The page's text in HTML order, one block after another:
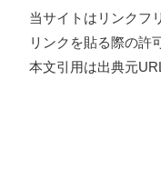
当サイトはリンクフ
リンクを貼る際の許
本文引用は出典元